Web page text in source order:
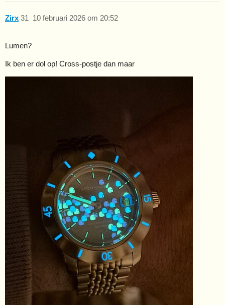
Zirx 10 februari 2026 om 20:52
31
Lumen?
Ik ben er dol op! Cross-postje dan maar